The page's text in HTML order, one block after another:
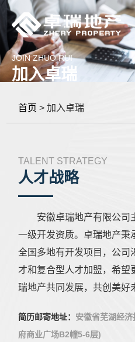
JOIN ZHUO RUI
加入卓瑞
首页 > 加入卓瑞
TALENT STRATEGY
人才战略
安徽卓瑞地产有限公司
一级开发资质。卓瑞地产秉
全国多地有开发项目，公司
才和复合型人才加盟，希望
瑞地产共同发展，共创美好
简历邮寄地址： 安徽省芜湖经
府商业广场B2幢5-6层)